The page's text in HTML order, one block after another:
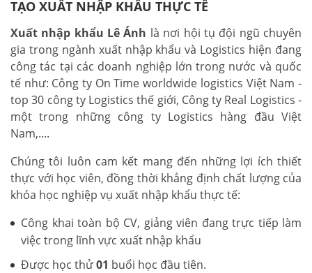
TẠO XUẤT NHẬP KHẨU THỰC TẾ
Xuất nhập khẩu Lê Ánh là nơi hội tụ đội ngũ chuyên
gia trong ngành xuất nhập khẩu và Logistics hiện đang
công tác tại các doanh nghiệp lớn trong nước và quốc
tế như: Công ty On Time worldwide logistics Việt Nam -
top 30 công ty Logistics thế giới, Công ty Real Logistics -
một trong những công ty Logistics hàng đầu Việt
Nam,....
Chúng tôi luôn cam kết mang đến những lợi ích thiết
thực với học viên, đồng thời khẳng định chất lượng của
khóa học nghiệp vụ xuất nhập khẩu thực tế:
Công khai toàn bộ CV, giảng viên đang trực tiếp làm
việc trong lĩnh vực xuất nhập khẩu
Được học thử01 buổi học đầu tiên.